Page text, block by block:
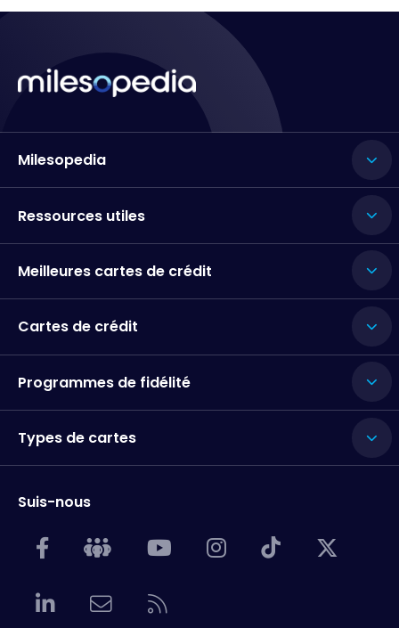
Milesopedia
Ressources utiles
Meilleures cartes de crédit
Cartes de crédit
Programmes de fidélité
Types de cartes
Suis-nous